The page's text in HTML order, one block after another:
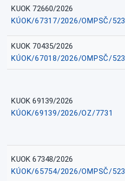
KUOK 72660/2026
KÚOK/67317/2026/OMPSČ/523
KUOK 70435/2026
KÚOK/67018/2026/OMPSČ/523
KUOK 69139/2026
KÚOK/69139/2026/OZ/7731
KUOK 67348/2026
KÚOK/65754/2026/OMPSČ/523